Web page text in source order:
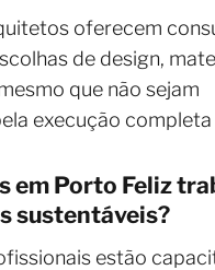
oferecem
de design,
que não sejam
execução
em Porto Feliz
sustentáveis?
estão